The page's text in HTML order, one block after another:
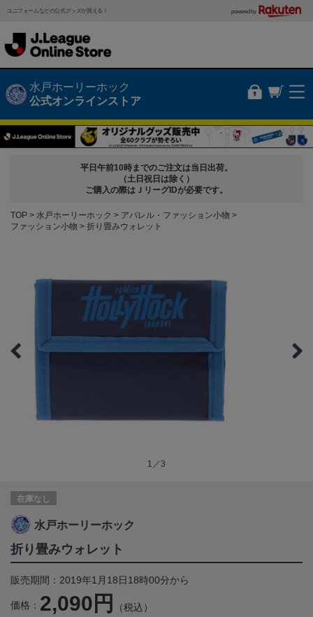
ユニフォームなどの公式グッズが買える！ powered by
水戸ホーリーホック
公式オンラインストア
平日午前10時までのご注文は当日出荷。
（土日祝日は除く）
ご購入の際はＪリーグIDが必要です。
TOP 水戸ホーリーホック
アパレル・ファッション小物
ファッション小物
折り畳みウォレット
1／3
在庫なし
水戸ホーリーホック
折り畳みウォレット
販売期間：2019年1月18日18時00分から
価格： 2,090円 （税込）